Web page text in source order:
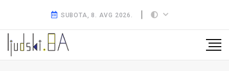
SUBOTA, 8. AVG 2026.